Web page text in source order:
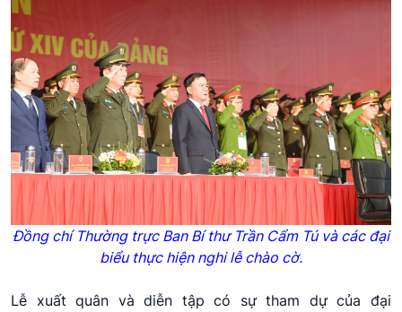
Đồng chí Thường trực Ban Bí thư Trần Cẩm Tú và các đại
biểu thực hiện nghi lễ chào cờ.
Lễ xuất quân và diễn tập có sự tham dự của đại